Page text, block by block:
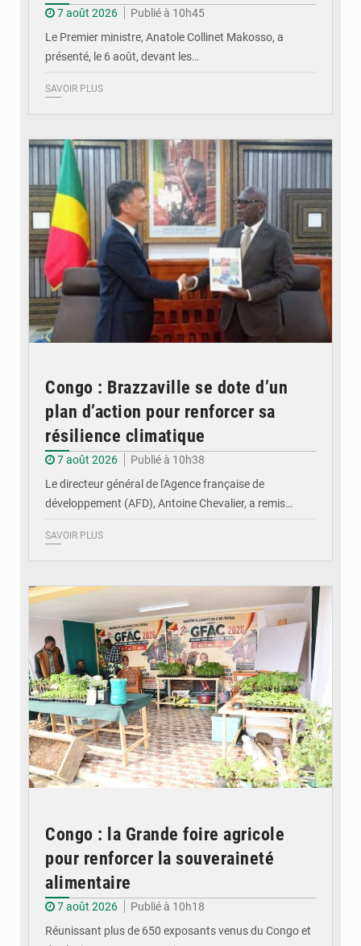
7 août 2026
Publié à 10h45
Le Premier ministre, Anatole Collinet Makosso, a
présenté, le 6 août, devant les…
SAVOIR PLUS
Congo : Brazzaville se dote d’un
plan d’action pour renforcer sa
résilience climatique
7 août 2026
Publié à 10h38
Le directeur général de l'Agence française de
développement (AFD), Antoine Chevalier, a remis…
SAVOIR PLUS
Congo : la Grande foire agricole
pour renforcer la souveraineté
alimentaire
7 août 2026
Publié à 10h18
Réunissant plus de 650 exposants venus du Congo et